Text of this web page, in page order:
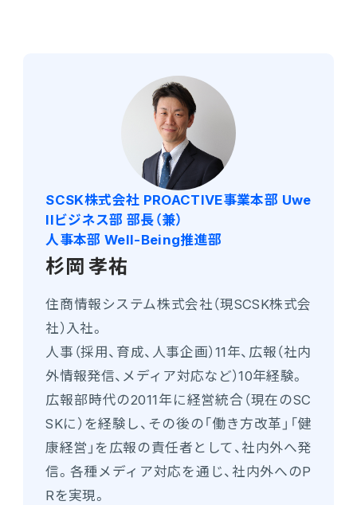
SCSK株式会社 PROACTIVE事業本部 Uwe
llビジネス部 部長（兼）
人事本部 Well-Being推進部
杉岡 孝祐
住商情報システム株式会社（現SCSK株式会
社）入社。
人事（採用、育成、人事企画）11年、広報（社内
外情報発信、メディア対応など）10年経験。
広報部時代の2011年に経営統合（現在のSC
SKに）を経験し、その後の「働き方改革」「健
康経営」を広報の責任者として、社内外へ発
信。各種メディア対応を通じ、社内外へのP
Rを実現。